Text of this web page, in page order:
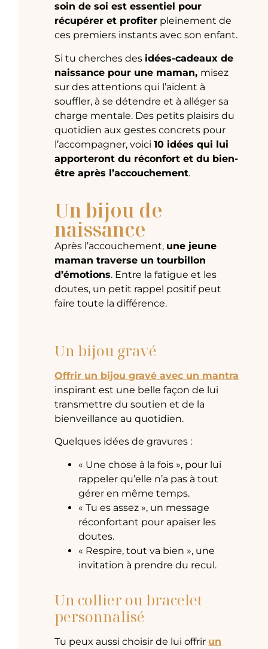
soin de soi est essentiel pour
récupérer et profiter pleinement de
ces premiers instants avec son enfant.
Si tu cherches desidées-cadeaux de
naissance pour une maman, misez
sur des attentions qui l’aident à
souffler, à se détendre et à alléger sa
charge mentale. Des petits plaisirs du
quotidien aux gestes concrets pour
l’accompagner, voici10 idées qui lui
apporteront du réconfort et du bien-
être après l’accouchement.
Un bijou de
naissance
Après l’accouchement, une jeune
maman traverse un tourbillon
d’émotions. Entre la fatigue et les
doutes, un petit rappel positif peut
faire toute la différence.
Un bijou gravé
Offrir un bijou gravé avec un mantra
inspirant est une belle façon de lui
transmettre du soutien et de la
bienveillance au quotidien.
Quelques idées de gravures :
« Une chose à la fois », pour lui
rappeler qu’elle n’a pas à tout
gérer en même temps.
« Tu es assez », un message
réconfortant pour apaiser les
doutes.
« Respire, tout va bien », une
invitation à prendre du recul.
Un collier ou bracelet
personnalisé
Tu peux aussi choisir de lui offrir un